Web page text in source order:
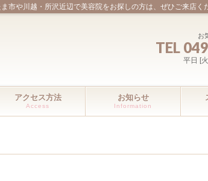
や川越・所沢近辺で美容院をお探しの方は、ぜひご来店く
お
TEL
平日 [
アクセス方法
Access
お知らせ
Information